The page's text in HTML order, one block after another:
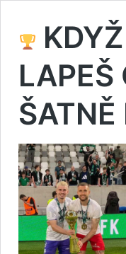
LAPEŠ
ŠATNĚ